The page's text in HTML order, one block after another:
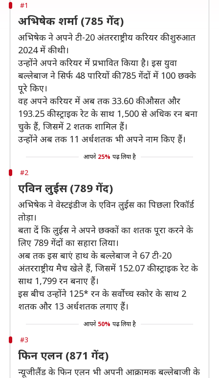
#1
अभिषेक शर्मा (785 गेंद)
अभिषेक ने अपने टी-20 अंतरराष्ट्रीय करियर की शुरुआत
2024 में की थी।
उन्होंने अपने करियर में प्रभावित किया है। इस युवा
बल्लेबाज ने सिर्फ 48 पारियों की 785 गेंदों में 100 छक्के
पूरे किए।
वह अपने करियर में अब तक 33.60 की औसत और
193.25 की स्ट्राइक रेट के साथ 1,500 से अधिक रन बना
चुके हैं, जिसमें 2 शतक शामिल हैं।
उन्होंने अब तक 11 अर्धशतक भी अपने नाम किए हैं।
आपने 25% पढ़ लिया है
#2
एविन लुईस (789 गेंद)
अभिषेक ने वेस्टइंडीज के एविन लुईस का पिछला रिकॉर्ड
तोड़ा।
बता दें कि लुईस ने अपने छक्कों का शतक पूरा करने के
लिए 789 गेंदों का सहारा लिया।
अब तक इस बाएं हाथ के बल्लेबाज ने 67 टी-20
अंतरराष्ट्रीय मैच खेले हैं, जिसमें 152.07 की स्ट्राइक रेट के
साथ 1,799 रन बनाए हैं।
इस बीच उन्होंने 125* रन के सर्वोच्च स्कोर के साथ 2
शतक और 13 अर्धशतक लगाए हैं।
आपने 50% पढ़ लिया है
#3
फिन एलन (871 गेंद)
न्यूजीलैंड के फिन एलन भी अपनी आक्रामक बल्लेबाजी के